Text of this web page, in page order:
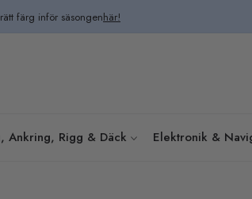
färg inför säsongenhär!
Ankring, Rigg & Däck Elektronik &